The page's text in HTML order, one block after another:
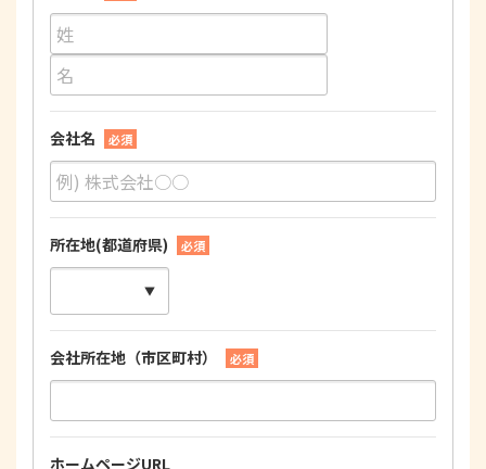
会社名 必須
所在地(都道府県) 必須
会社所在地（市区町村） 必須
ホームページURL